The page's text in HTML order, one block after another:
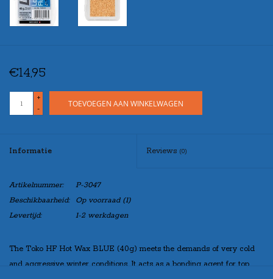
€14,95
+
-
TOEVOEGEN AAN WINKELWAGEN
Informatie Reviews (0)
Artikelnummer:
P-3047
Beschikbaarheid:
Op voorraad(1)
Levertijd:
1-2 werkdagen
The Toko HF Hot Wax BLUE (40g) meets the demands of very cold
and aggressive winter conditions. It acts as a bonding agent for top